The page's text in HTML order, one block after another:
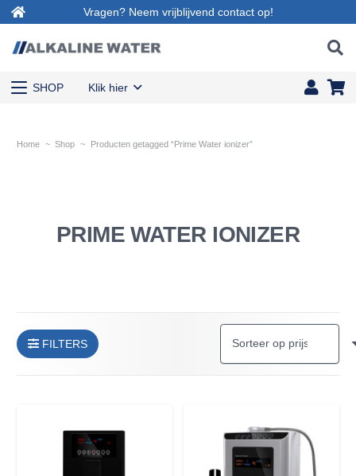
Vragen? Neem vrijblijvend contact op!
SHOP Klik hier
Home ~ Shop ~ Producten getagged “Prime Water ionizer”
PRIME WATER IONIZER
FILTERS